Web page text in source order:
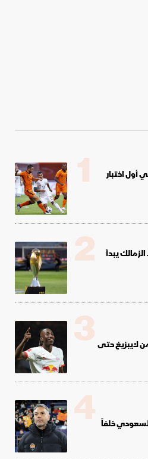
اختبار
1
يبدأ
2
لايبزيغ حتى 3
خلفاً 4